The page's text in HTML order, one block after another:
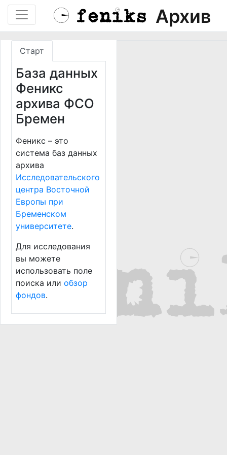
Архив
Старт
База данных
Феникс
архива ФСО
Бремен
Феникс – это
система баз данных
архива
Исследовательского
центра Восточной
Европы при
Бременском
университете.
Для исследования
вы можете
использовать поле
поиска или обзор
фондов.